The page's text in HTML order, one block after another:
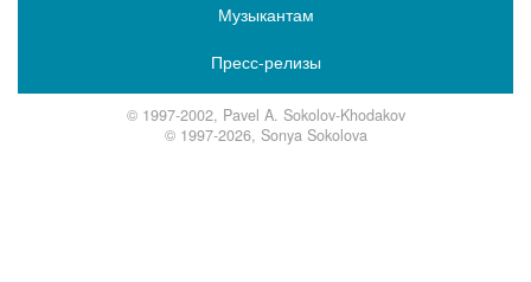
Музыкантам
Пресс-релизы
© 1997-2002, Pavel A. Sokolov-Khodakov
© 1997-2026, Sonya Sokolova